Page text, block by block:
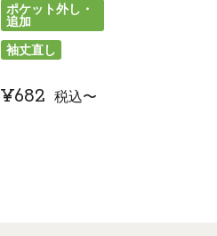
ポケット外し・
追加
袖丈直し
¥682 税込〜